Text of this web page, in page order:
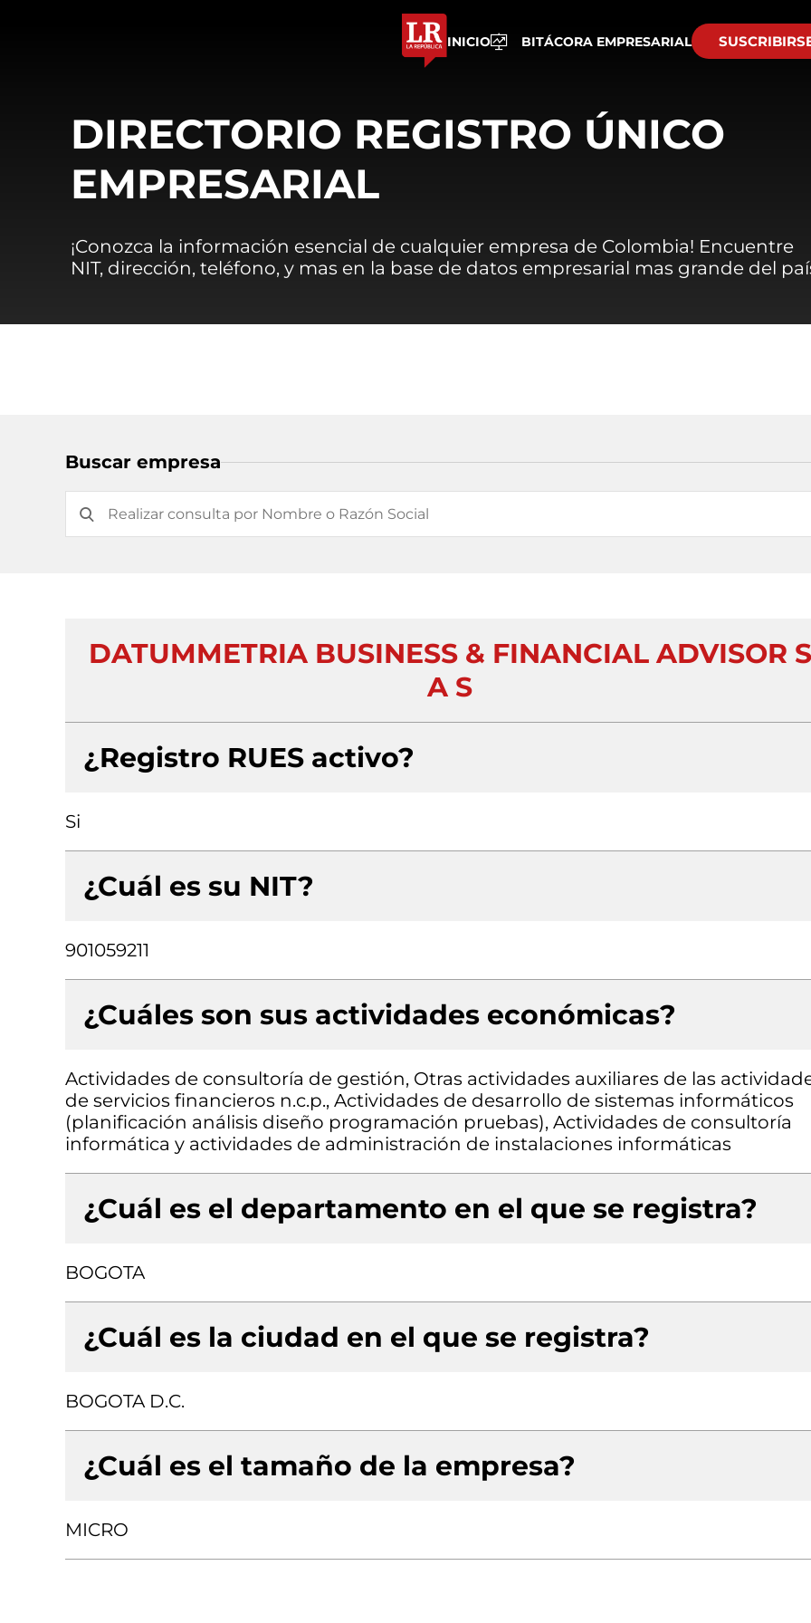
INICIO BITÁCORA EMPRESARIAL
DIRECTORIO REGISTRO ÚNICO
EMPRESARIAL
¡Conozca la información esencial de cualquier empresa de Colombia! Encuentre
NIT, dirección, teléfono, y mas en la base de datos empresarial mas grande del
Buscar empresa
DATUMMETRIA BUSINESS & FINANCIAL ADVISOR S
A S
¿Registro RUES activo?
Si
¿Cuál es su NIT?
901059211
¿Cuáles son sus actividades económicas?
Actividades de consultoría de gestión, Otras actividades auxiliares de las
de servicios financieros n.c.p., Actividades de desarrollo de sistemas informáticos
(planificación análisis diseño programación pruebas), Actividades de consultoría
informática y actividades de administración de instalaciones informáticas
¿Cuál es el departamento en el que se registra?
BOGOTA
¿Cuál es la ciudad en el que se registra?
BOGOTA D.C.
¿Cuál es el tamaño de la empresa?
MICRO